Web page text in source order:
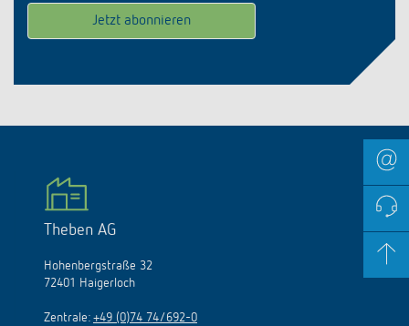
Theben AG
Hohenbergstraße 32
72401 Haigerloch
Zentrale: +49 (0)74 74/692-0